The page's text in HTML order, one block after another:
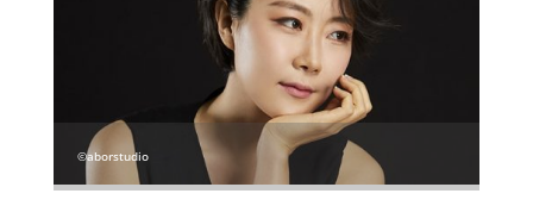
©aborstudio